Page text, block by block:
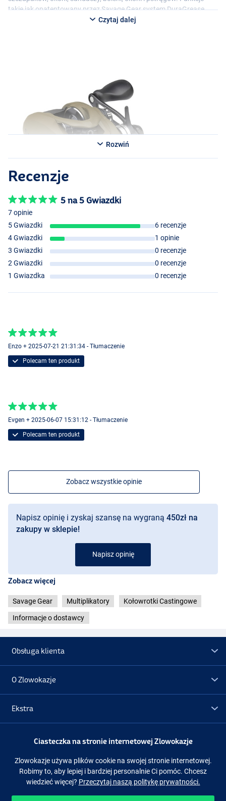
takie jak opatentowany przez Savage Gear system DuraGrease,
Line-ID, zewnętrzny hamulec odśrodkowy oraz precyzyjnie dobrane
- Pojemność szpuli: 0,25 mm/180 m
Savage Gear SG8 100 BC LH
- Pojemność szpuli: 0,28 mm/130 m
Czytaj dalej
Rozwiń
Recenzje
5 na 5 Gwiazdki
7 opinie
5 Gwiazdki
6 recenzje
4 Gwiazdki
1 opinie
3 Gwiazdki
0 recenzje
2 Gwiazdki
0 recenzje
1 Gwiazdka
0 recenzje
Enzo + 2025-07-21 21:31:34 - Tłumaczenie
Polecam ten produkt
Evgen + 2025-06-07 15:31:12 - Tłumaczenie
Polecam ten produkt
Zobacz wszystkie opinie
Napisz opinię i zyskaj szansę na wygraną 450zł na
zakupy w sklepie!
Napisz opinię
Zobacz więcej
Savage Gear Multiplikatory Kołowrotki Castingowe
Informacje o dostawcy
Obsługa klienta
O Zlowokazje
Ekstra
Promocje
Obserwuj nas Facebook Instagram
Ciasteczka na stronie internetowej Zlowokazje
Zlowokazje używa plików cookie na swojej stronie internetowej.
Robimy to, aby lepiej i bardziej personalnie Ci pomóc. Chcesz
wiedzieć więcej? Przeczytaj naszą politykę prywatności.